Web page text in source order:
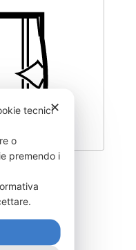
✕
tecnici
o
premendo i